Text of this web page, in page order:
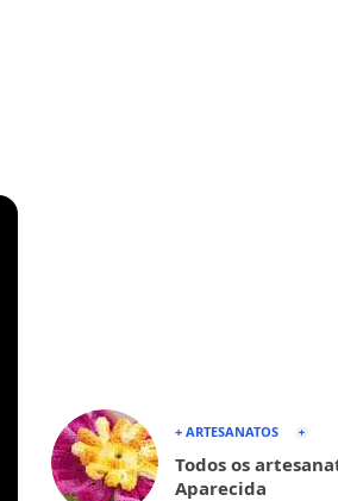
+ ARTESANATOS
Todos os
Aparecida